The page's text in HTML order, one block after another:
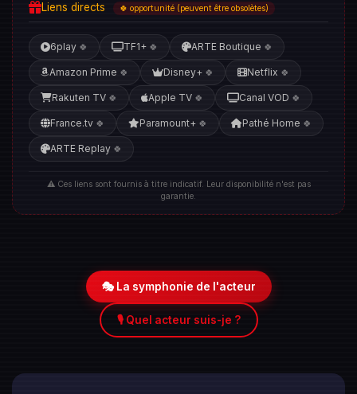
Liens directs 🍀 opportunité (peuvent être obsolètes)
6play 🍀 TF1+ 🍀 ARTE Boutique 🍀
Amazon Prime 🍀 Disney+ 🍀 Netflix 🍀
Rakuten TV 🍀 Apple TV 🍀 Canal VOD 🍀
France.tv 🍀 Paramount+ 🍀 Pathé Home 🍀
ARTE Replay 🍀
⚠️ Ces liens sont fournis à titre indicatif. Leur disponibilité n'est pas
garantie.
🎭 La symphonie de l'acteur
🎙️ Quel acteur suis-je ?